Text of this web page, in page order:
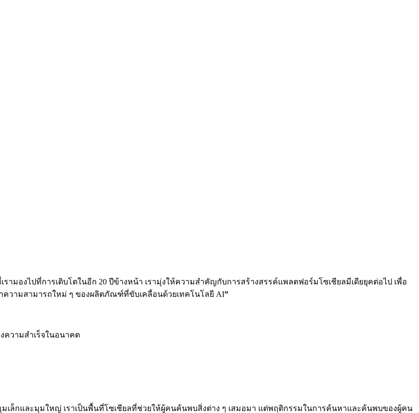
รามองไปที่การเติบโตในอีก 20 ปีข้างหน้า เรามุ่งให้ความสำคัญกับการสร้างสรรค์แพลตฟอร์มโซเชียลมีเดียยุคต่อไป เพื่อ
ความสามารถใหม่ ๆ ของผลิตภัณฑ์ที่ขับเคลื่อนด้วยเทคโนโลยี AI”
ความสำเร็จในอนาคต
เล็กและมุมใหญ่ เราเป็นพื้นที่โซเชียลที่ช่วยให้ผู้คนค้นพบสิ่งต่าง ๆ เสมอมา แต่พฤติกรรมในการค้นหาและค้นพบของผู้คน